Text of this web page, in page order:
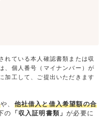
れている本人確認書類または収
、個人番号（マイナンバー）が
加工して、ご提出いただきます
や、 他社借入と借入希望額の合
の 「収入証明書類」が必要に